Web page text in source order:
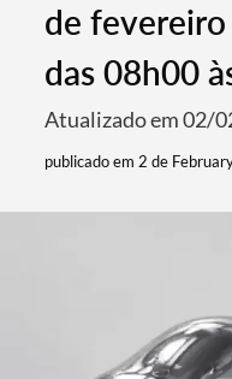
de
das 08h00
Atualizado em 02/
publicado em 2 de